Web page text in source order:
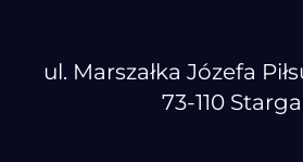
ul. Marszałka Józefa
73-110